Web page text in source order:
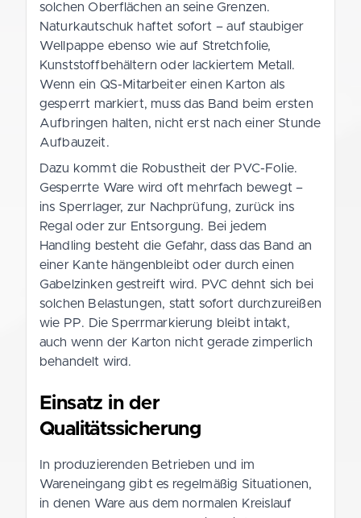
solchen Oberflächen an seine Grenzen.
Naturkautschuk haftet sofort – auf staubiger
Wellpappe ebenso wie auf Stretchfolie,
Kunststoffbehältern oder lackiertem Metall.
Wenn ein QS-Mitarbeiter einen Karton als
gesperrt markiert, muss das Band beim ersten
Aufbringen halten, nicht erst nach einer Stunde
Aufbauzeit.
Dazu kommt die Robustheit der PVC-Folie.
Gesperrte Ware wird oft mehrfach bewegt –
ins Sperrlager, zur Nachprüfung, zurück ins
Regal oder zur Entsorgung. Bei jedem
Handling besteht die Gefahr, dass das Band an
einer Kante hängenbleibt oder durch einen
Gabelzinken gestreift wird. PVC dehnt sich bei
solchen Belastungen, statt sofort durchzureißen
wie PP. Die Sperrmarkierung bleibt intakt,
auch wenn der Karton nicht gerade zimperlich
behandelt wird.
Einsatz in der
Qualitätssicherung
In produzierenden Betrieben und im
Wareneingang gibt es regelmäßig Situationen,
in denen Ware aus dem normalen Kreislauf